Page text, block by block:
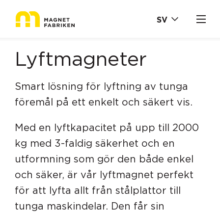
SV
Lyftmagneter
Smart lösning för lyftning av tunga
föremål på ett enkelt och säkert vis.
Med en lyftkapacitet på upp till 2000
kg med 3-faldig säkerhet och en
utformning som gör den både enkel
och säker, är vår lyftmagnet perfekt
för att lyfta allt från stålplattor till
tunga maskindelar. Den får sin